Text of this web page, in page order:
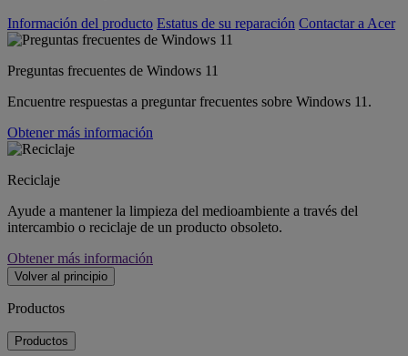
Información del producto Estatus de su reparación Contactar a Acer
Preguntas frecuentes de Windows 11
Encuentre respuestas a preguntar frecuentes sobre Windows 11.
Obtener más información
Reciclaje
Ayude a mantener la limpieza del medioambiente a través del
intercambio o reciclaje de un producto obsoleto.
Obtener más información
Volver al principio
Productos
Productos